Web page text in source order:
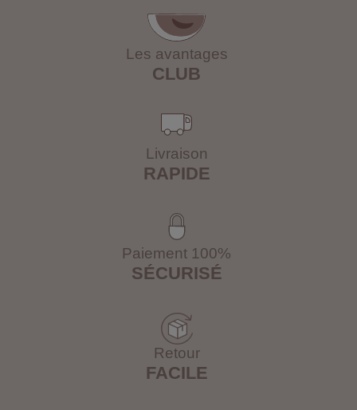
Les avantages
CLUB
Livraison
RAPIDE
Paiement 100%
SÉCURISÉ
Retour
FACILE